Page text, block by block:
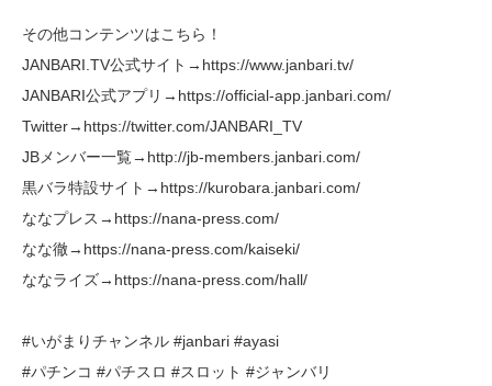
その他コンテンツはこちら！
JANBARI.TV公式サイト→https://www.janbari.tv/
JANBARI公式アプリ→https://official-app.janbari.com/
Twitter→https://twitter.com/JANBARI_TV
JBメンバー一覧→http://jb-members.janbari.com/
黒バラ特設サイト→https://kurobara.janbari.com/
ななプレス→https://nana-press.com/
なな徹→https://nana-press.com/kaiseki/
ななライズ→https://nana-press.com/hall/
#いがまりチャンネル #janbari #ayasi
#パチンコ #パチスロ #スロット #ジャンバリ